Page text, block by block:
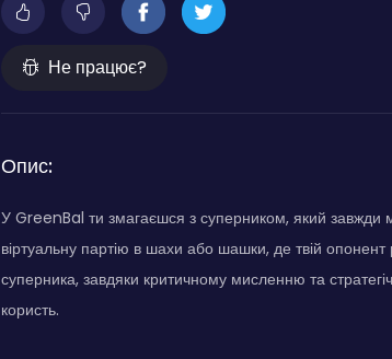
Не працює?
Опис:
У GreenBal ти змагаєшся з суперником, який завжди
віртуальну партію в шахи або шашки, де твій
суперника, завдяки критичному мисленню та
користь.